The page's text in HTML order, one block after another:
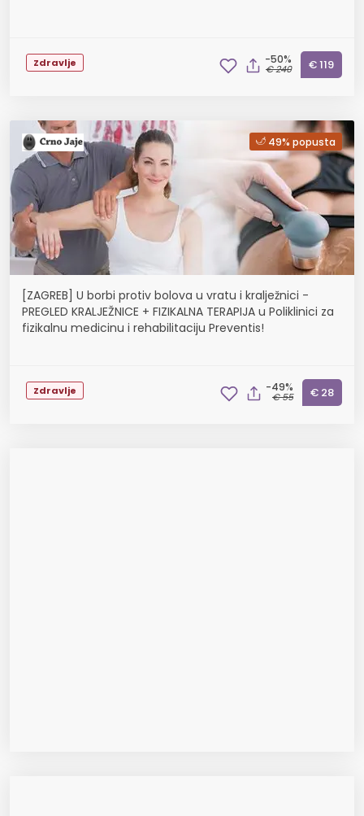
Zdravlje -50%
€ 240 € 119
49% popusta
[ZAGREB] U borbi protiv bolova u vratu i kralježnici -
PREGLED KRALJEŽNICE + FIZIKALNA TERAPIJA u Poliklinici za
fizikalnu medicinu i rehabilitaciju Preventis!
Zdravlje -49%
€ 55 € 28